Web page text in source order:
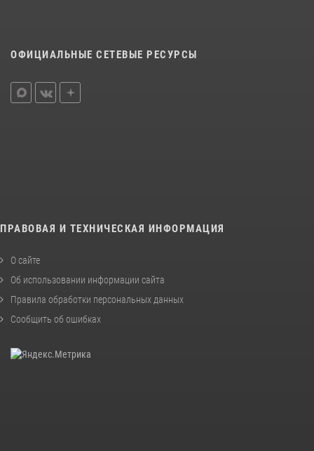
ОФИЦИАЛЬНЫЕ СЕТЕВЫЕ РЕСУРСЫ
ПРАВОВАЯ И ТЕХНИЧЕСКАЯ ИНФОРМАЦИЯ
О сайте
Об использовании информации сайта
Правила обработки персональных данных
Сообщить об ошибках